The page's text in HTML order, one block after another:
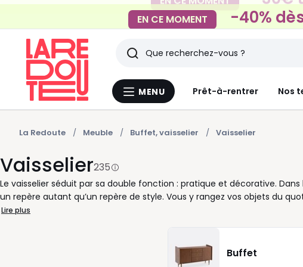
EN CE MOMENT
-40%
Menu
MENU Prêt-à-rentrer Nos
Rechercher
Derniers
articles
vus
La Redoute Meuble Buffet, vaisselier Vaisselier
Vaisselier235
Le vaisselier séduit par sa double fonction : pratique et décorative.
un repère autant qu’un repère de style. Vous y rangez vos objets du
main. Ses tiroirs discrets accueillent nappes et couverts, tandis que
gestes et valoriser votre intérieur. Un vaisselier en bois massif apporte
noir s’accorde facilement avec toutes les ambiances. Compact ou
Vous gagnez du rangement sans alourdir l’espace, tout en profitant
Lire plus
Buffet